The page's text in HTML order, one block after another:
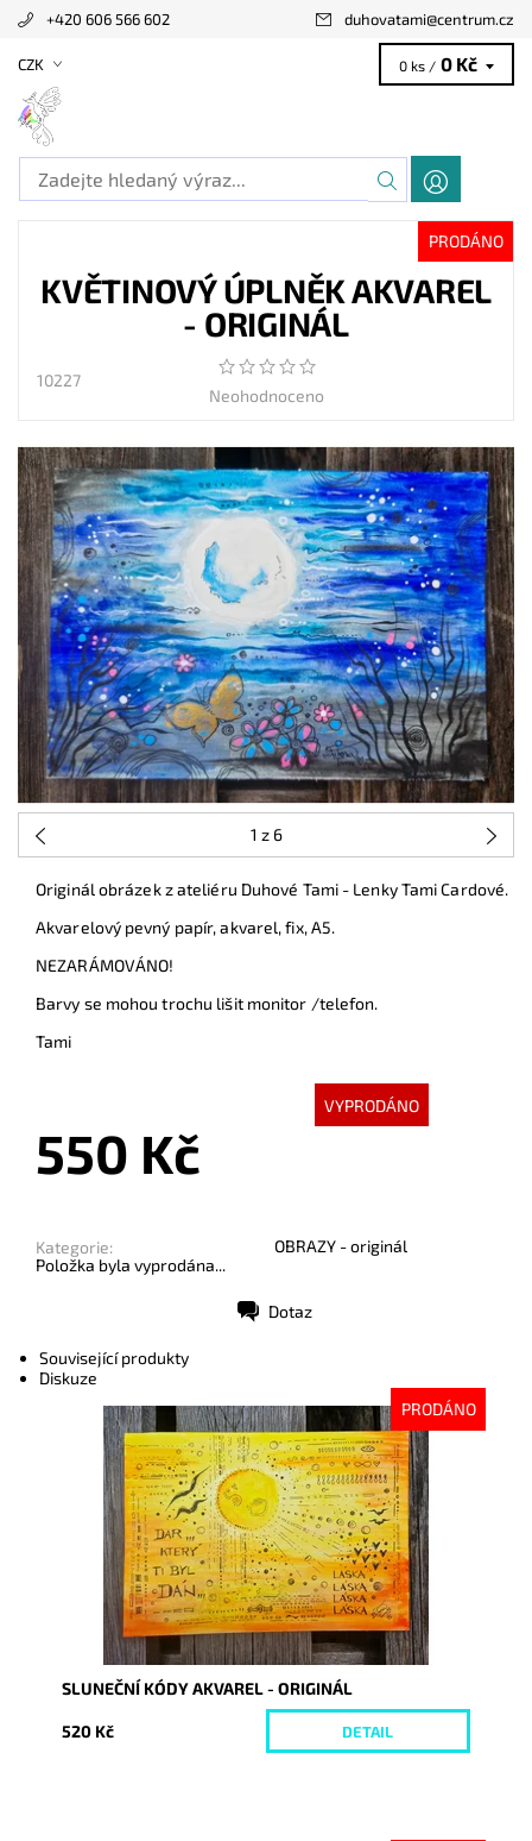
+420 606 566 602 duhovatami@centrum.cz
CZK 0 ks / 0 Kč
PRODÁNO
KVĚTINOVÝ ÚPLNĚK AKVAREL
- ORIGINÁL
10227
Neohodnoceno
1 z 6
Originál obrázek z ateliéru Duhové Tami - Lenky Tami Cardové.
Akvarelový pevný papír, akvarel, fix, A5.
NEZARÁMOVÁNO!
Barvy se mohou trochu lišit monitor /telefon.
Tami
VYPRODÁNO
550 Kč
Kategorie:
OBRAZY - originál
Položka byla vyprodána...
Dotaz
Související produkty
Diskuze
PRODÁNO
Dostupnost:
Vyprodáno
10226
SLUNEČNÍ KÓDY AKVAREL - ORIGINÁL
520 Kč DETAIL